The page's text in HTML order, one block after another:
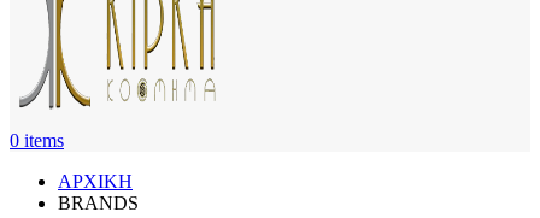
0 items
ΑΡΧΙΚΗ
BRANDS